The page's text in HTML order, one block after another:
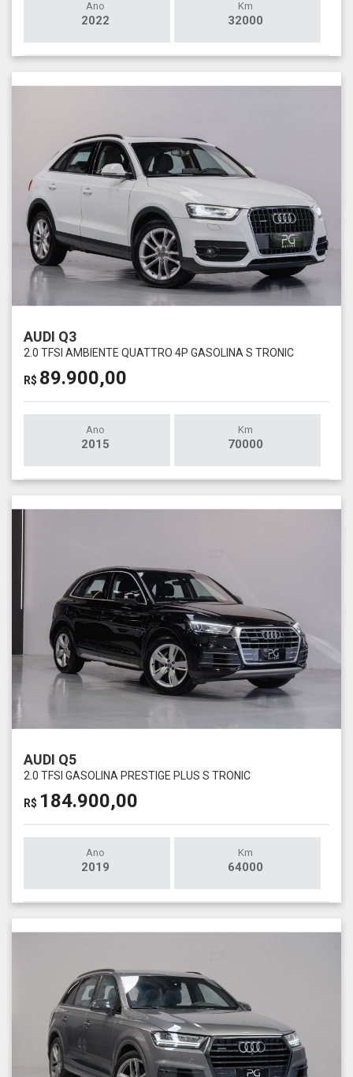
Ano
2022
Km
32000
AUDI Q3
2.0 TFSI AMBIENTE QUATTRO 4P GASOLINA S TRONIC
R$ 89.900,00
Ano
2015
Km
70000
AUDI Q5
2.0 TFSI GASOLINA PRESTIGE PLUS S TRONIC
R$ 184.900,00
Ano
2019
Km
64000